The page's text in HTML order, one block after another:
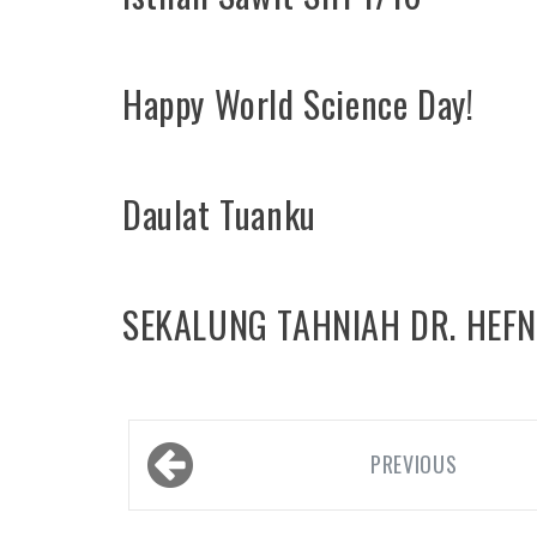
Happy World Science Day!
Daulat Tuanku
SEKALUNG TAHNIAH DR.
Posts
navigation